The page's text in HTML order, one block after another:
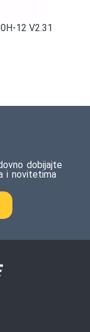
12 V2.31
dobijajte
i novitetima